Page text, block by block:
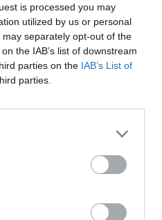
is processed you may
utilized by us or personal
separately opt-out of the
the IAB’s list of downstream
parties on the IAB’s List of
parties.
η